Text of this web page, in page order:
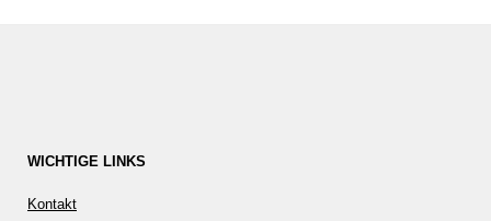
WICHTIGE LINKS
Kontakt